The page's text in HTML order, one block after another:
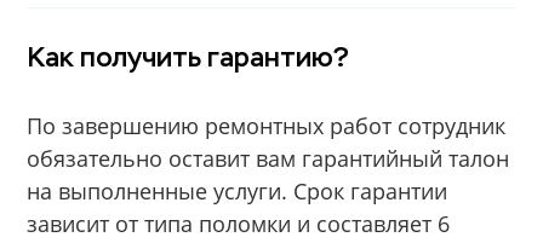
Как получить гарантию?
По завершению ремонтных работ сотрудник
обязательно оставит вам гарантийный талон
на выполненные услуги. Срок гарантии
зависит от типа поломки и составляет 6